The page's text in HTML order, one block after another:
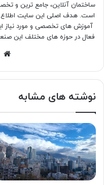
ساختمان آنلاین، جامع ترین و
است. هدف اصلی این سایت اطلاع
آموزش های تخصصی و مورد نیاز
فعال در حوزه های مختلف این
نوشته های مشابه